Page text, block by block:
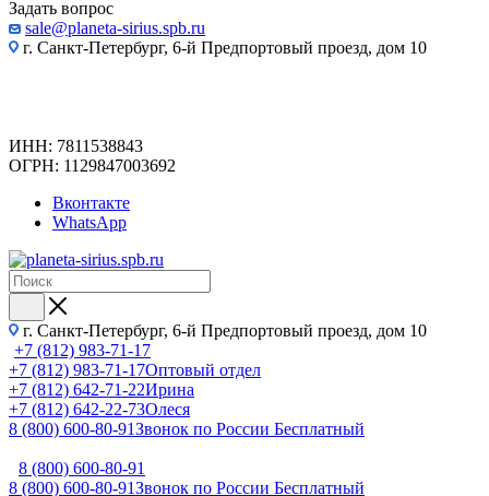
Задать вопрос
sale@planeta-sirius.spb.ru
г. Санкт-Петербург, 6-й Предпортовый проезд, дом 10
ИНН: 7811538843
ОГРН: 1129847003692
Вконтакте
WhatsApp
г. Санкт-Петербург, 6-й Предпортовый проезд, дом 10
+7 (812) 983-71-17
+7 (812) 983-71-17Оптовый отдел
+7 (812) 642-71-22Ирина
+7 (812) 642-22-73Олеся
8 (800) 600-80-91Звонок по России Бесплатный
8 (800) 600-80-91
8 (800) 600-80-91Звонок по России Бесплатный